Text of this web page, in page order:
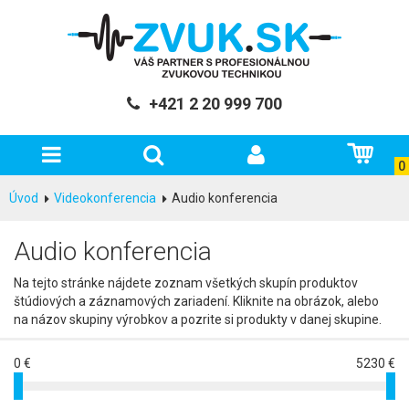
+421 2 20 999 700
0
Úvod Videokonferencia Audio konferencia
Audio konferencia
Na tejto stránke nájdete zoznam všetkých skupín produktov
štúdiových a záznamových zariadení. Kliknite na obrázok, alebo
na názov skupiny výrobkov a pozrite si produkty v danej skupine.
0 € 5230 €